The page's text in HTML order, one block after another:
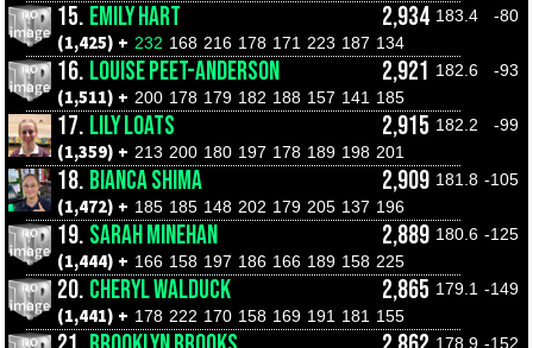
15. EMILY HART 2,934 183.4 -80
(1,425) + 232 168 216 178 171 223 187 134
16. LOUISE PEET-ANDERSON 2,921 182.6 -93
(1,511) + 200 178 179 182 188 157 141 185
17. LILY LOATS 2,915 182.2 -99
(1,359) + 213 200 180 197 178 189 198 201
18. BIANCA SHIMA 2,909 181.8 -105
(1,472) + 185 185 148 202 179 205 137 196
19. SARAH MINEHAN 2,889 180.6 -125
(1,444) + 166 158 197 186 166 189 158 225
20. CHERYL WALDUCK 2,865 179.1 -149
(1,441) + 178 222 170 158 169 191 181 155
178.9 -152